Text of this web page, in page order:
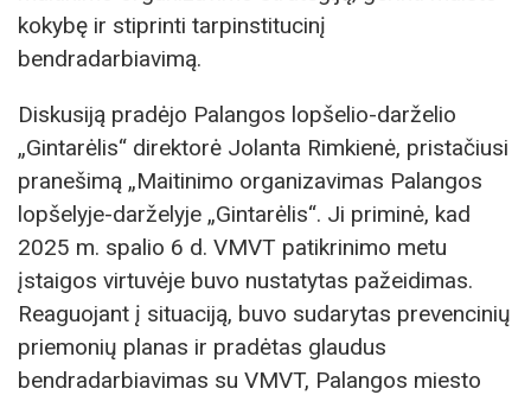
kokybę ir stiprinti tarpinstitucinį
bendradarbiavimą.
Diskusiją pradėjo Palangos lopšelio-darželio
„Gintarėlis“ direktorė Jolanta Rimkienė, pristačiusi
pranešimą „Maitinimo organizavimas Palangos
lopšelyje-darželyje „Gintarėlis“. Ji priminė, kad
2025 m. spalio 6 d. VMVT patikrinimo metu
įstaigos virtuvėje buvo nustatytas pažeidimas.
Reaguojant į situaciją, buvo sudarytas prevencinių
priemonių planas ir pradėtas glaudus
bendradarbiavimas su VMVT, Palangos miesto